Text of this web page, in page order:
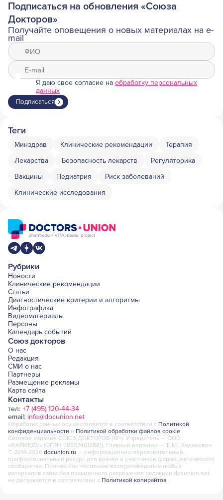
Подписаться на обновления «Союза
Докторов»
Получайте оповещения о новых материалах на e-
mail
Я даю свое согласие на обработку персональных
данных
Подписаться
Теги
Минздрав Клинические рекомендации
Терапия
Лекарства
Безопасность лекарств
Регуляторика
Вакцины
Педиатрия
Риск заболеваний
Клинические исследования
Рубрики
Новости
Клинические рекомендации
Статьи
Диагностические критерии и алгоритмы
Инфографика
Видеоматериалы
Персоны
Календарь событий
Союз докторов
О нас
Редакция
СМИ о нас
Партнеры
Размещение рекламы
Карта сайта
Контакты
тел: +7 (495) 120-44-34
email: info@docunion.net
Обработка данных осуществляется в соответствии с Политикой
конфиденциальности и Политикой обработки файлов cookie
Сетевое издание СОЮЗ ДОКТОРОВ (18+). Учредитель — ООО
«ФАРМЕДУ» (ОГРН 1185074012881). Главный редактор — Т. Ю. Ходанович
© 2014-2026 docunion.ru — информационно-образовательный,
профессиональный ресурс для врачей и участников фармацевтического
сообщества. Полное или частичное воспроизведение любых
материалов сайта без письменного разрешения редакции docunion.net
не допускается в соответствии с Политикой копирайтов .